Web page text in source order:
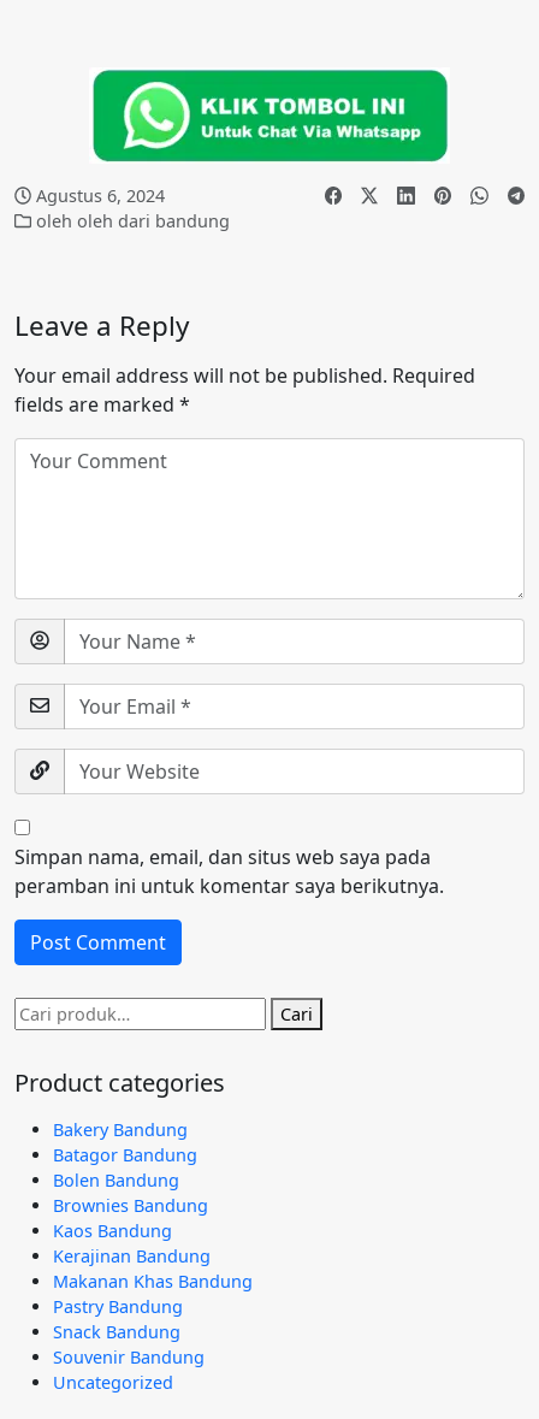
Agustus 6, 2024
oleh oleh dari bandung
Leave a Reply
Your email address will not be published. Required
fields are marked *
Simpan nama, email, dan situs web saya pada
peramban ini untuk komentar saya berikutnya.
Pencarian
untuk:
Cari
Product categories
Bakery Bandung
Batagor Bandung
Bolen Bandung
Brownies Bandung
Kaos Bandung
Kerajinan Bandung
Makanan Khas Bandung
Pastry Bandung
Snack Bandung
Souvenir Bandung
Uncategorized